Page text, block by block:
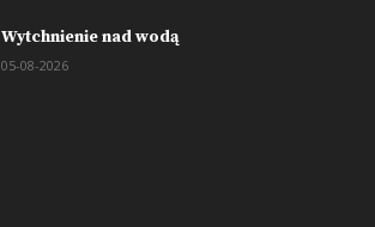
Wytchnienie nad wodą
05-08-2026